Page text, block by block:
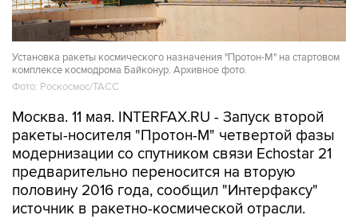
Установка ракеты космического назначения "Протон-М" на стартовом
комплексе космодрома Байконур. Архивное фото.
Фото: Роскосмос/ТАСС
Москва. 11 мая. INTERFAX.RU - Запуск второй
ракеты-носителя "Протон-М" четвертой фазы
модернизации со спутником связи Echostar 21
предварительно переносится на вторую
половину 2016 года, сообщил "Интерфаксу"
источник в ракетно-космической отрасли.